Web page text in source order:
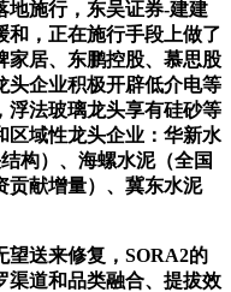
地施行，东吴证券-建建
和，正在施行手段上做了
家居、东鹏控股、慕思股
头企业积极开辟低介电等
浮法玻璃龙头享有硅砂等
区域性龙头企业：华新水
构）、海螺水泥（全国
贡献增量）、冀东水泥
送来修复，SORA2的
渠道和品类融合、提拔效